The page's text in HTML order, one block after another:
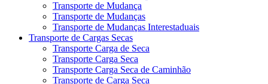
Transporte de Mudança
Transporte de Mudanças
Transporte de Mudanças Interestaduais
Transporte de Cargas Secas
Transporte Carga de Seca
Transporte Carga Seca
Transporte Carga Seca de Caminhão
Transporte de Carga Seca